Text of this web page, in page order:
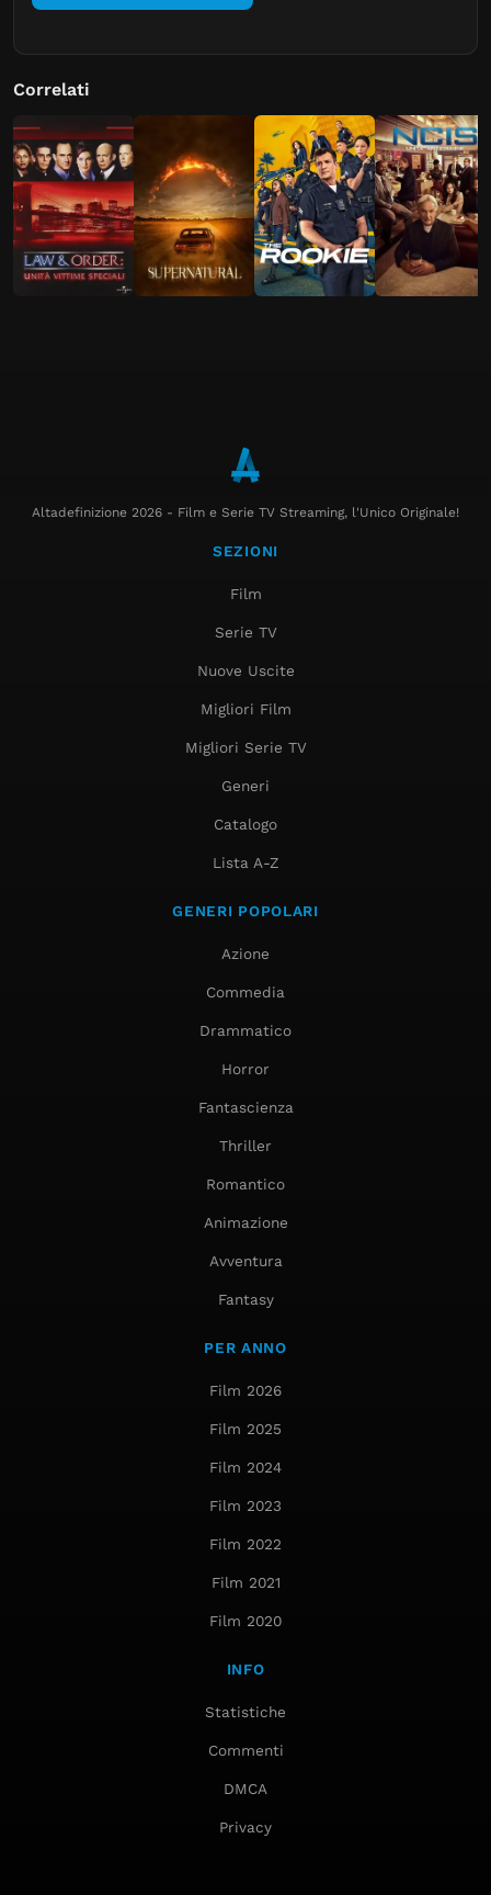
Correlati
Altadefinizione 2026 - Film e Serie TV Streaming, l'Unico Originale!
SEZIONI
Film
Serie TV
Nuove Uscite
Migliori Film
Migliori Serie TV
Generi
Catalogo
Lista A-Z
GENERI POPOLARI
Azione
Commedia
Drammatico
Horror
Fantascienza
Thriller
Romantico
Animazione
Avventura
Fantasy
PER ANNO
Film 2026
Film 2025
Film 2024
Film 2023
Film 2022
Film 2021
Film 2020
INFO
Statistiche
Commenti
DMCA
Privacy